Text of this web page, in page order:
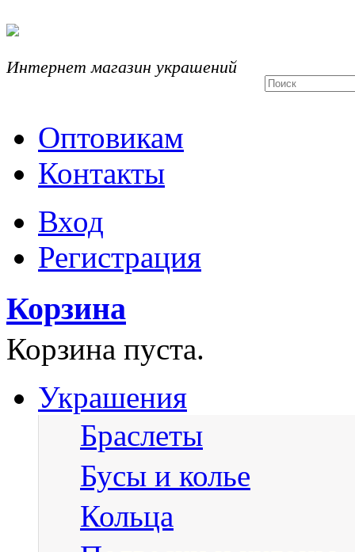
Интернет магазин украшений
Оптовикам
Контакты
Вход
Регистрация
Корзина
Корзина пуста.
Украшения
Браслеты
Бусы и колье
Кольца